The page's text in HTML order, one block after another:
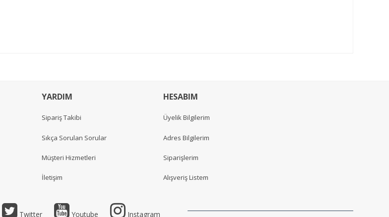
YARDIM
Sipariş Takibi
Sıkça Sorulan Sorular
Müşteri Hizmetleri
İletişim
HESABIM
Üyelik Bilgilerim
Adres Bilgilerim
Siparişlerim
Alışveriş Listem
Twitter Youtube Instagram